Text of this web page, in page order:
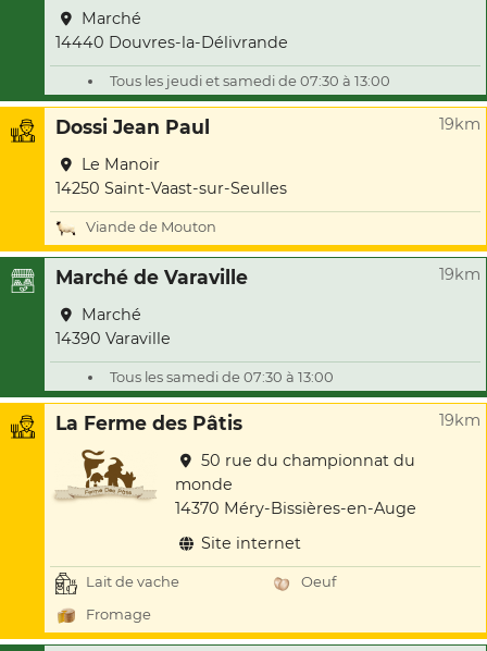
Marché
14440 Douvres-la-Délivrande
Tous les jeudi et samedi de 07:30 à 13:00
Dossi Jean Paul 19km
Le Manoir
14250 Saint-Vaast-sur-Seulles
Viande de Mouton
Marché de Varaville 19km
Marché
14390 Varaville
Tous les samedi de 07:30 à 13:00
La Ferme des Pâtis 19km
50 rue du championnat du
monde
14370 Méry-Bissières-en-Auge
Site internet
Lait de vache
Oeuf
Fromage